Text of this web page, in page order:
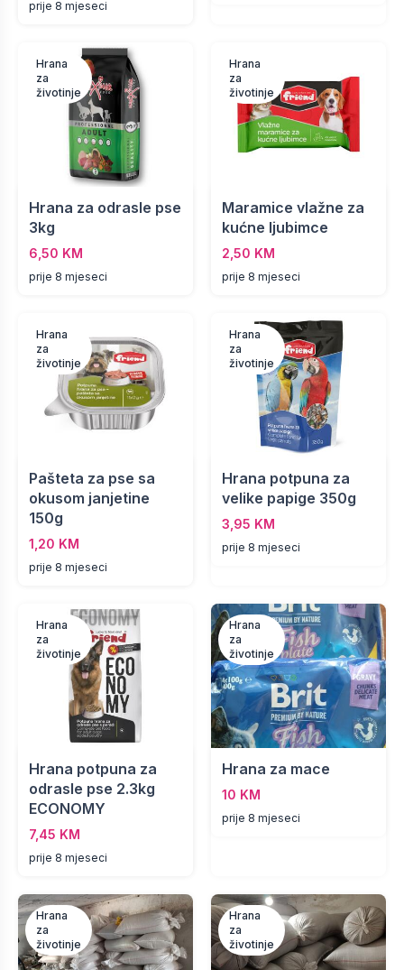
prije 8 mjeseci
Hrana
za
životinje
Hrana za odrasle pse
3kg
6,50 KM
prije 8 mjeseci
Hrana
za
životinje
Maramice vlažne za
kućne ljubimce
2,50 KM
prije 8 mjeseci
Hrana
za
životinje
Pašteta za pse sa
okusom janjetine
150g
1,20 KM
prije 8 mjeseci
Hrana
za
životinje
Hrana potpuna za
velike papige 350g
3,95 KM
prije 8 mjeseci
Hrana
za
životinje
Hrana potpuna za
odrasle pse 2.3kg
ECONOMY
7,45 KM
prije 8 mjeseci
Hrana
za
životinje
Hrana za mace
10 KM
prije 8 mjeseci
Hrana
za
životinje
Hrana
za
životinje